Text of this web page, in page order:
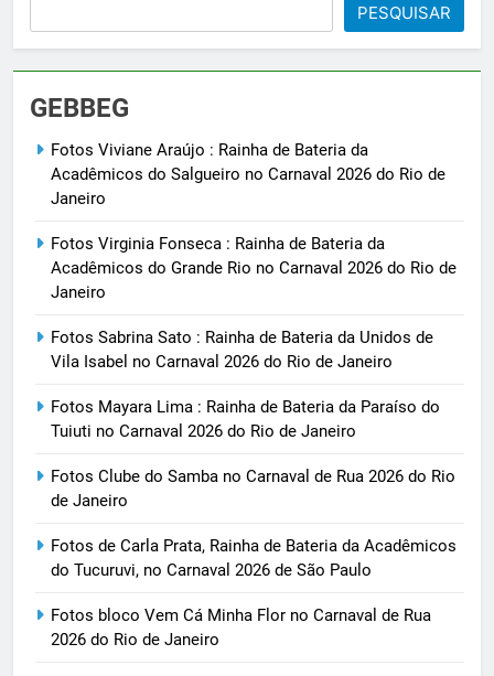
PESQUISAR
GEBBEG
Fotos Viviane Araújo : Rainha de Bateria da
Acadêmicos do Salgueiro no Carnaval 2026 do Rio de
Janeiro
Fotos Virginia Fonseca : Rainha de Bateria da
Acadêmicos do Grande Rio no Carnaval 2026 do Rio de
Janeiro
Fotos Sabrina Sato : Rainha de Bateria da Unidos de
Vila Isabel no Carnaval 2026 do Rio de Janeiro
Fotos Mayara Lima : Rainha de Bateria da Paraíso do
Tuiuti no Carnaval 2026 do Rio de Janeiro
Fotos Clube do Samba no Carnaval de Rua 2026 do Rio
de Janeiro
Fotos de Carla Prata, Rainha de Bateria da Acadêmicos
do Tucuruvi, no Carnaval 2026 de São Paulo
Fotos bloco Vem Cá Minha Flor no Carnaval de Rua
2026 do Rio de Janeiro